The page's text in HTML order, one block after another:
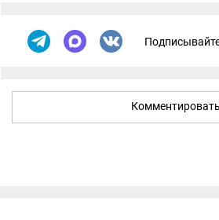
Комментировать